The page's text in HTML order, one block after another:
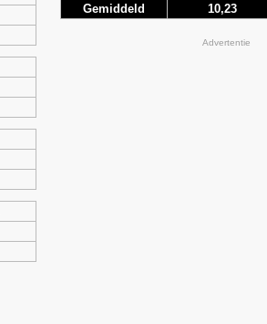
Gemiddeld 10,23
Advertentie